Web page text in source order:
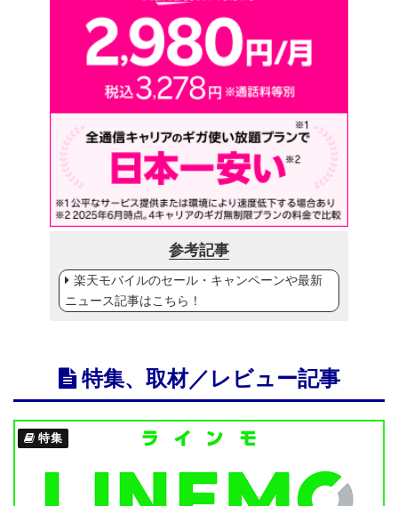
参考記事
楽天モバイルのセール・キャンペーンや最新
ニュース記事はこちら！
特集、取材／レビュー記事
特集